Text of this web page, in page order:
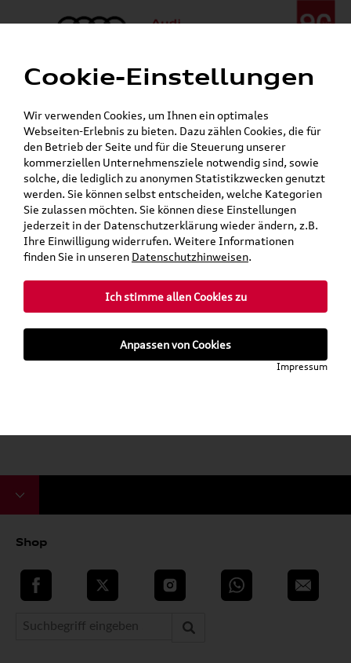
Menü
24h-Pannenhilfe:+49 (0)171 / 870 72 87
Gerade geschlossen
Verkauf:
Mo. - Fr. 08:00 - 19:00 Uhr Sa. 09:00 - 13:00 Uhr
Service:Mo. - Fr. 06:00 - 20:00 Uhr Sa. 08:00 - 13:00 Uhr
Jetzt sparen bei unseren
Dachboxen!
Grundträger zum Schnäppchenpreis
Shop
teilen Twitter Instagram WhatsApp E-Mail
Cookie-Einstellungen
Wir verwenden Cookies, um Ihnen ein optimales
Webseiten-Erlebnis zu bieten. Dazu zählen Cookies, die für
den Betrieb der Seite und für die Steuerung unserer
kommerziellen Unternehmensziele notwendig sind, sowie
solche, die lediglich zu anonymen Statistikzwecken genutzt
werden. Sie können selbst entscheiden, welche Kategorien
Sie zulassen möchten. Sie können diese Einstellungen
jederzeit in der Datenschutzerklärung wieder ändern, z.B.
Ihre Einwilligung widerrufen. Weitere Informationen
finden Sie in unseren Datenschutzhinweisen.
Ich stimme allen Cookies zu
Anpassen von Cookies
Impressum